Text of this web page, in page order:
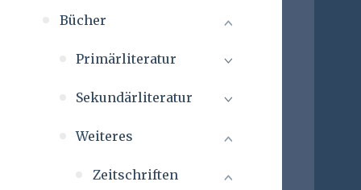
Bücher
Primärliteratur
Sekundärliteratur
Weiteres
Zeitschriften